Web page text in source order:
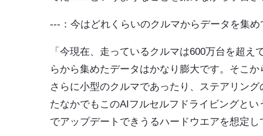
---：今はどれくらいのクルマからデータを集め
「今現在、走っているクルマは600万台を超
らから集めたデータはかなり膨大です。そこ
さらに小型のクルマであったり、ステアリン
たなかでもこのAIフルセルフドライビングと
でアップデートできうるハードウエアを想定し